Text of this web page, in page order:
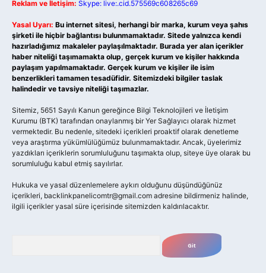
Reklam ve İletişim: Skype: live:.cid.575569c608265c69
Yasal Uyarı: Bu internet sitesi, herhangi bir marka, kurum veya şahıs
şirketi ile hiçbir bağlantısı bulunmamaktadır. Sitede yalnızca kendi
hazırladığımız makaleler paylaşılmaktadır. Burada yer alan içerikler
haber niteliği taşımamakta olup, gerçek kurum ve kişiler hakkında
paylaşım yapılmamaktadır. Gerçek kurum ve kişiler ile isim
benzerlikleri tamamen tesadüfidir. Sitemizdeki bilgiler taslak
halindedir ve tavsiye niteliği taşımazlar.
Sitemiz, 5651 Sayılı Kanun gereğince Bilgi Teknolojileri ve İletişim
Kurumu (BTK) tarafından onaylanmış bir Yer Sağlayıcı olarak hizmet
vermektedir. Bu nedenle, sitedeki içerikleri proaktif olarak denetleme
veya araştırma yükümlülüğümüz bulunmamaktadır. Ancak, üyelerimiz
yazdıkları içeriklerin sorumluluğunu taşımakta olup, siteye üye olarak bu
sorumluluğu kabul etmiş sayılırlar.
Hukuka ve yasal düzenlemelere aykırı olduğunu düşündüğünüz
içerikleri, backlinkpanelicomtr@gmail.com adresine bildirmeniz halinde,
ilgili içerikler yasal süre içerisinde sitemizden kaldırılacaktır.